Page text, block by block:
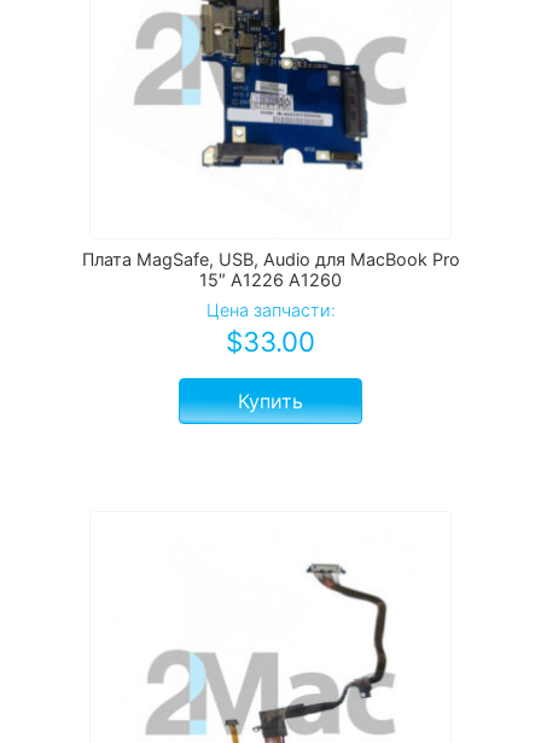
Плата MagSafe, USB, Audio для MacBook Pro
15″ A1226 A1260
Цена запчасти:
$33.00
Купить